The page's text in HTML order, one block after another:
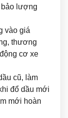
bảo lượng
vào giá
thương
cơ xe
cũ, làm
đổ dầu mới
mới hoàn